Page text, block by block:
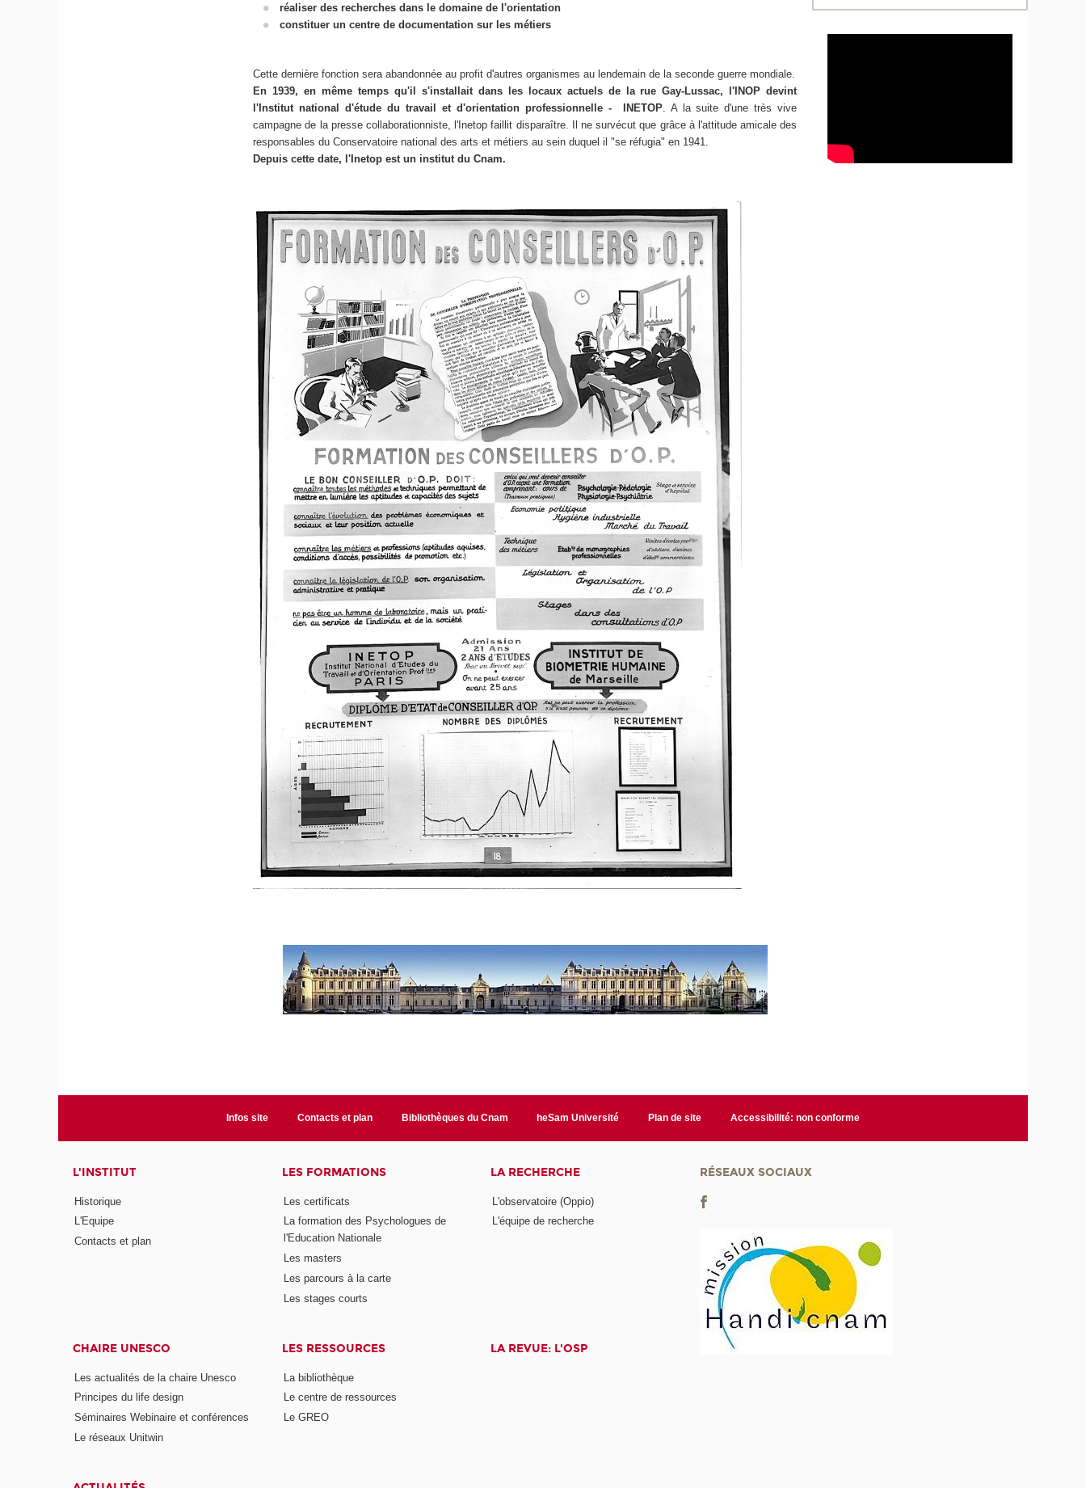
réaliser des recherches dans le domaine de l'orientation
constituer un centre de documentation sur les métiers
Cette dernière fonction sera abandonnée au profit d'autres organismes au lendemain de la seconde guerre mondiale.
En 1939, en même temps qu'il s'installait dans les locaux actuels de la rue Gay-Lussac, l'INOP devint
l'Institut national d'étude du travail et d'orientation professionnelle - INETOP. A la suite d'une très vive
campagne de la presse collaborationniste, l'Inetop faillit disparaître. Il ne survécut que grâce à l'attitude amicale des
responsables du Conservatoire national des arts et métiers au sein duquel il "se réfugia" en 1941.
Depuis cette date, l'Inetop est un institut du Cnam.
Infos site Contacts et plan Bibliothèques du Cnam heSam Université Plan de site Accessibilité: non conforme
L'INSTITUT
Historique
L'Equipe
Contacts et plan
LES FORMATIONS
Les certificats
La formation des Psychologues de
l'Education Nationale
Les masters
Les parcours à la carte
Les stages courts
LA RECHERCHE
L'observatoire (Oppio)
L'équipe de recherche
CHAIRE UNESCO
Les actualités de la chaire Unesco
Principes du life design
Séminaires Webinaire et conférences
Le réseaux Unitwin
LES RESSOURCES
La bibliothèque
Le centre de ressources
Le GREO
LA REVUE: L'OSP
RÉSEAUX SOCIAUX